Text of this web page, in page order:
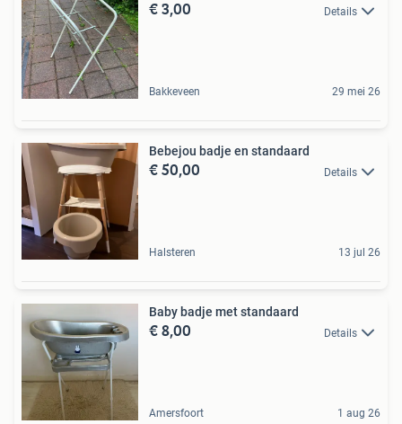
€ 3,00 Details
Bakkeveen 29 mei 26
Bebejou badje en standaard
€ 50,00 Details
Halsteren 13 jul 26
Baby badje met standaard
€ 8,00 Details
Amersfoort 1 aug 26